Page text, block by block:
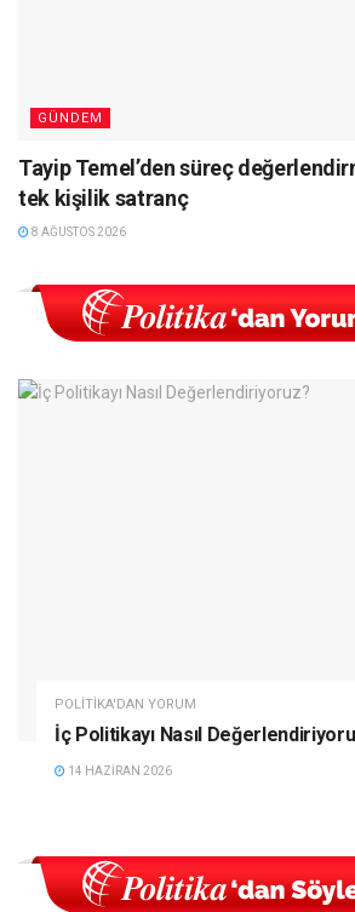
GÜNDEM
Tayip Temel’den süreç
tek kişilik satranç
8 AĞUSTOS 2026
POLITIKA'DAN YORUM
İç Politikayı Nasıl
14 HAZIRAN 2026